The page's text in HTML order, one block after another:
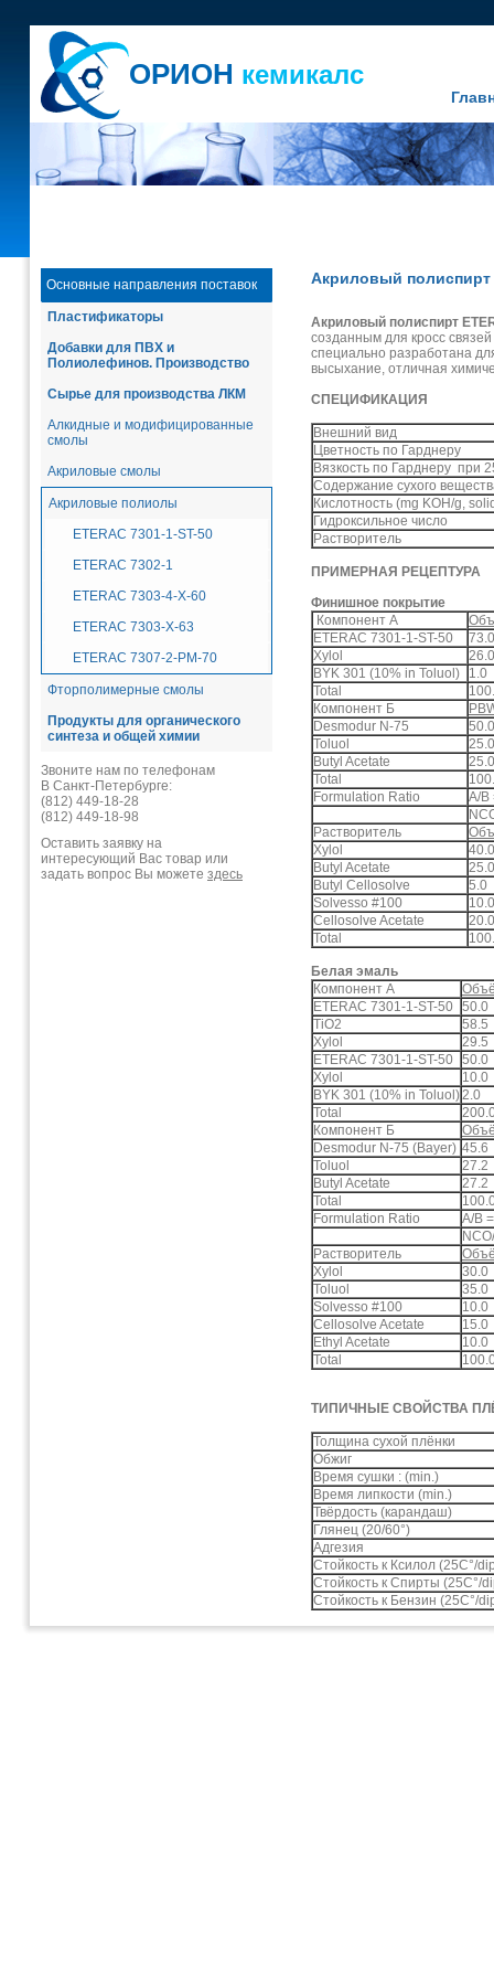
ОРИОН кемикалс
Основные направления поставок
Пластификаторы
Добавки для ПВХ и
Полиолефинов. Производство
Сырье для производства ЛКМ
Алкидные и модифицированные
смолы
Акриловые смолы
Акриловые полиолы
ETERAC 7301-1-ST-50
ETERAC 7302-1
ETERAC 7303-4-X-60
ETERAC 7303-X-63
ETERAC 7307-2-PM-70
Фторполимерные смолы
Продукты для органического
синтеза и общей химии
Звоните нам по телефонам
В Санкт-Петербурге:
(812) 449-18-28
(812) 449-18-98
Оставить заявку на
интересующий Вас товар или
задать вопрос Вы можете здесь
Акриловый полиспирт
Акриловый полиспирт
созданным для кросс
специально разработана
высыхание, отличная
СПЕЦИФИКАЦИЯ
Внешний вид
Цветность по Гарднеру
Вязкость по Гарднеру при
Содержание сухого
Кислотность (mg KOH/g,
Гидроксильное число
Растворитель
ПРИМЕРНАЯ РЕЦЕПТУРА
Финишное покрытие
Компонент А
ETERAC 7301-1-ST-50
73.0
Xylol
26.0
BYK 301 (10% in Toluol)
1.0
Total
Компонент Б
Desmodur N-75
50.0
Toluol
25.0
Butyl Acetate
25.0
Total
Formulation Ratio
A/B
Растворитель
Xylol
40.0
Butyl Acetate
25.0
Butyl Cellosolve
5.0
Solvesso #100
10.0
Cellosolve Acetate
20.0
Total
Белая эмаль
Компонент А
ETERAC 7301-1-ST-50 50.0
TiO2
58.5
Xylol
29.5
ETERAC 7301-1-ST-50 50.0
Xylol
10.0
BYK 301 (10% in Toluol)2.0
Total
Компонент Б
Desmodur N-75 (Bayer) 45.6
Toluol
27.2
Butyl Acetate
27.2
Total
Formulation Ratio
A/B
Растворитель
Xylol
30.0
Toluol
35.0
Solvesso #100
10.0
Cellosolve Acetate
15.0
Ethyl Acetate
10.0
Total
ТИПИЧНЫЕ СВОЙСТВА
Толщина сухой плёнки
Обжиг
Время сушки : (min.)
Время липкости (min.)
Твёрдость (карандаш)
Глянец (20/60°)
Адгезия
Стойкость к Ксилол (25С°/
Стойкость к Спирты (25С°/
Стойкость к Бензин (25С°/